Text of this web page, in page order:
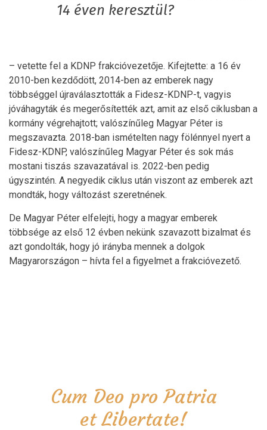
14 éven keresztül?
– vetette fel a KDNP frakcióvezetője. Kifejtette: a 16 év
2010-ben kezdődött, 2014-ben az emberek nagy
többséggel újraválasztották a Fidesz-KDNP-t, vagyis
jóváhagyták és megerősítették azt, amit az első ciklusban a
kormány végrehajtott; valószínűleg Magyar Péter is
megszavazta. 2018-ban ismételten nagy fölénnyel nyert a
Fidesz-KDNP, valószínűleg Magyar Péter és sok más
mostani tiszás szavazatával is. 2022-ben pedig
úgyszintén. A negyedik ciklus után viszont az emberek azt
mondták, hogy változást szeretnének.
De Magyar Péter elfelejti, hogy a magyar emberek
többsége az első 12 évben nekünk szavazott bizalmat és
azt gondolták, hogy jó irányba mennek a dolgok
Magyarországon – hívta fel a figyelmet a frakcióvezető.
Cum Deo pro Patria
et Libertate!